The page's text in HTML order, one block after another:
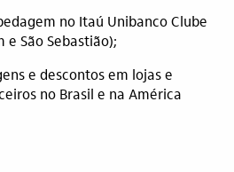
no Itaú Unibanco Clube
e São Sebastião);
e descontos em lojas e
no Brasil e na América